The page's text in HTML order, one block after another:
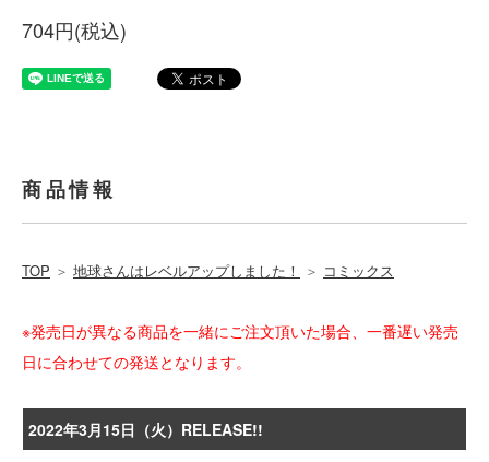
704円(税込)
商品情報
TOP ＞ 地球さんはレベルアップしました！ ＞ コミックス
※発売日が異なる商品を一緒にご注文頂いた場合、一番遅い発売
日に合わせての発送となります。
2022年3月15日（火）RELEASE!!